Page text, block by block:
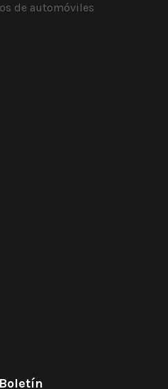
de automóviles